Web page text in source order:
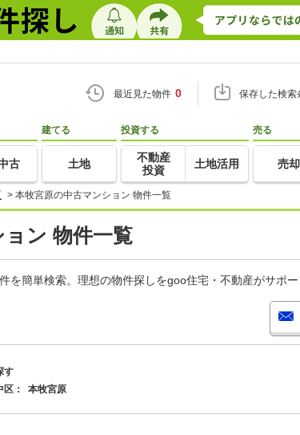
最近見た物件 0 保存した検索
古
建てる
土地
投資する
不動産
投資
土地活用
売る
売却
> 本牧宮原の中古マンション 物件一覧
ン 物件一覧
簡単検索。理想の物件探しをgoo住宅・不動産がサポー
す
：
本牧宮原